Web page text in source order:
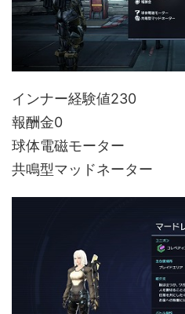
インナー経験値230
報酬金0
球体電磁モーター
共鳴型マッドネーター